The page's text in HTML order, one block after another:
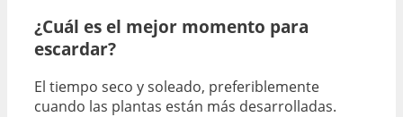
¿Cuál es el mejor momento para
escardar?
El tiempo seco y soleado, preferiblemente
cuando las plantas están más desarrolladas.